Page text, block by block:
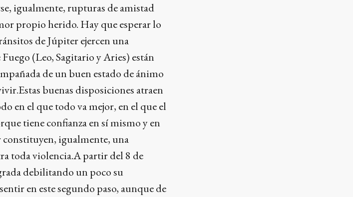
igualmente, rupturas de amistad
propio herido. Hay que esperar lo
de Júpiter ejercen una
(Leo, Sagitario y Aries) están
de un buen estado de ánimo
buenas disposiciones atraen
en el que todo va mejor, en el que el
tiene confianza en sí mismo y en
igualmente, una
toda violencia.A partir del 8 de
debilitando un poco su
en este segundo paso, aunque de